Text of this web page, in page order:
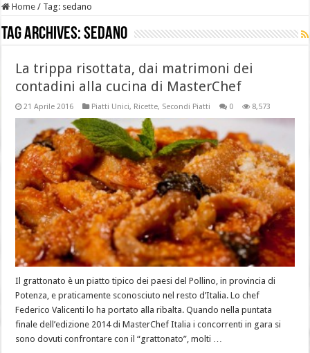
Home / Tag: sedano
Tag Archives:sedano
La trippa risottata, dai matrimoni dei
contadini alla cucina di MasterChef
21 Aprile 2016 Piatti Unici, Ricette, Secondi Piatti 0 8,573
Il grattonato è un piatto tipico dei paesi del Pollino, in provincia di
Potenza, e praticamente sconosciuto nel resto d’Italia. Lo chef
Federico Valicenti lo ha portato alla ribalta. Quando nella puntata
finale dell’edizione 2014 di MasterChef Italia i concorrenti in gara si
sono dovuti confrontare con il “grattonato”, molti …